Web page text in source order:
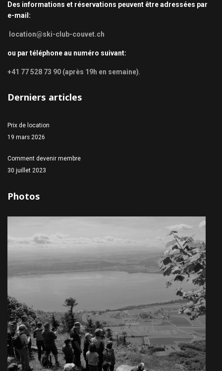
Des informations et réservations peuvent être adressées par
e-mail:
location@ski-club-couvet.ch
ou par téléphone au numéro suivant:
+41 77 528 73 90 (après 19h en semaine)
Derniers articles
Prix de location
19 mars 2026
Comment devenir membre
30 juillet 2023
Photos